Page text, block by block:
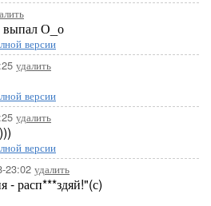
выпал О_о
версии
удалить
версии
удалить
версии
23:02 удалить
- расп***здяй!"(с)